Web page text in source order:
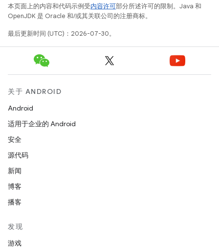
本页面上的内容和代码示例受内容许可部分所述许可的限制。Java 和
OpenJDK 是 Oracle 和/或其关联公司的注册商标。
最后更新时间 (UTC)：2026-07-30。
关于 ANDROID
Android
适用于企业的 Android
安全
源代码
新闻
博客
播客
发现
游戏